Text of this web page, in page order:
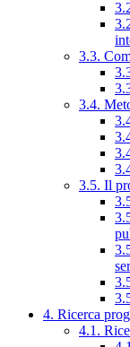
3.3.
3.4.
3.5. Il
4. Ricerca
4.1.